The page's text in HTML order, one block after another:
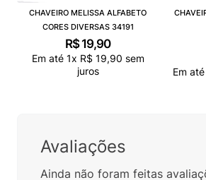
CHAVEIRO MELISSA ALFABETO
CORES DIVERSAS 34191
R$ 19,90
Em até 1x R$ 19,90 sem
juros
Em até
Avaliações
Ainda não foram feitas